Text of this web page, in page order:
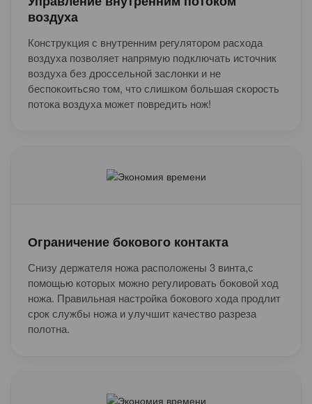
воздуха
Конструкция с внутренним регулятором расхода
воздуха позволяет напрямую подключать источник
воздуха без дроссельной заслонки и не
беспокоитьсяо том, что слишком большая скорость
потока воздуха может повредить нож!
Ограничение бокового контакта
Снизу держателя ножа расположены 3 винта,с
помощью которых можно регулировать боковой ход
ножа. Правильная настройка бокового хода продлит
срок службы ножа и улучшит качество разреза
полотна.